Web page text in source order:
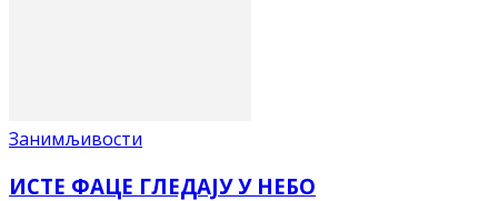
Занимљивости
ИСТЕ ФАЦЕ ГЛЕДАЈУ У НЕБО